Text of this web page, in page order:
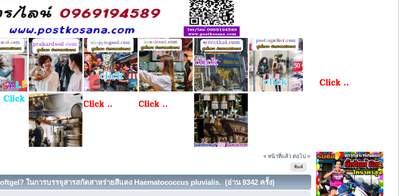
« หน้าที่แล้ว ต่อไป »
พิมพ์
ในการบรรจุสารสกัดสาหร่ายสีแดง Haematococcus pluvialis. (อ่าน 9342 ครั้ง)